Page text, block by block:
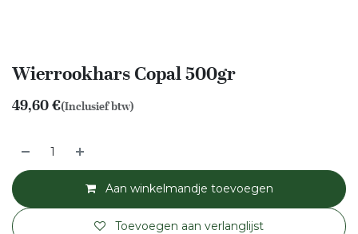
Wierrookhars Copal 500gr
49,60€(Inclusief btw)
Aan winkelmandje toevoegen
Toevoegen aan verlanglijst